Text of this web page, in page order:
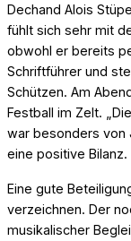
Dechand Alois
fühlt sich sehr mit
obwohl er bereits
Schriftführer und
Schützen. Am
Festball im Zelt.
war besonders von
eine positive Bilanz.
Eine gute
verzeichnen. Der
musikalischer